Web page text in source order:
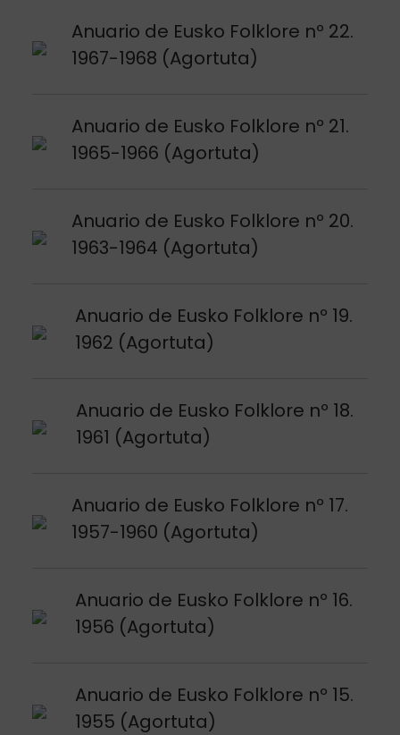
Anuario de Eusko Folklore nº 22.
1967-1968 (Agortuta)
Argitalpena ikusi
Anuario de Eusko Folklore nº 21.
1965-1966 (Agortuta)
Argitalpena ikusi
Anuario de Eusko Folklore nº 20.
1963-1964 (Agortuta)
Argitalpena ikusi
Anuario de Eusko Folklore nº 19.
1962 (Agortuta)
Argitalpena ikusi
Anuario de Eusko Folklore nº 18.
1961 (Agortuta)
Argitalpena ikusi
Anuario de Eusko Folklore nº 17.
1957-1960 (Agortuta)
Argitalpena ikusi
Anuario de Eusko Folklore nº 16.
1956 (Agortuta)
Argitalpena ikusi
Anuario de Eusko Folklore nº 15.
1955 (Agortuta)
Argitalpena ikusi